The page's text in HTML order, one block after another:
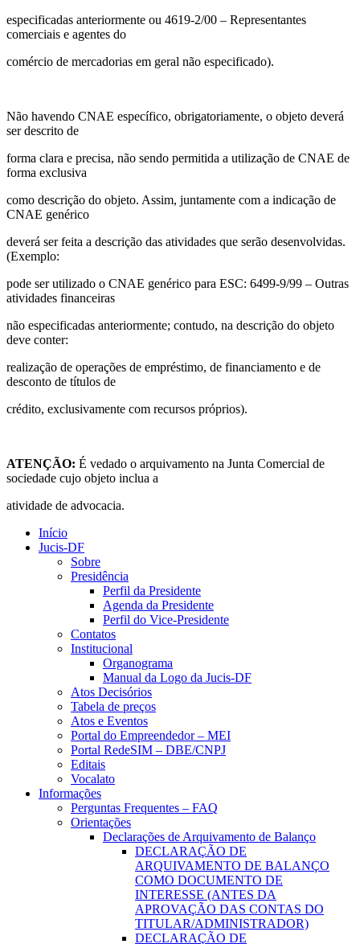
especificadas anteriormente ou 4619-2/00 – Representantes
comerciais e agentes do
comércio de mercadorias em geral não especificado).
Não havendo CNAE específico, obrigatoriamente, o objeto deverá
ser descrito de
forma clara e precisa, não sendo permitida a utilização de CNAE de
forma exclusiva
como descrição do objeto. Assim, juntamente com a indicação de
CNAE genérico
deverá ser feita a descrição das atividades que serão desenvolvidas.
(Exemplo:
pode ser utilizado o CNAE genérico para ESC: 6499-9/99 – Outras
atividades financeiras
não especificadas anteriormente; contudo, na descrição do objeto
deve conter:
realização de operações de empréstimo, de financiamento e de
desconto de títulos de
crédito, exclusivamente com recursos próprios).
ATENÇÃO: É vedado o arquivamento na Junta Comercial de
sociedade cujo objeto inclua a
atividade de advocacia.
Início
Jucis-DF
Sobre
Presidência
Perfil da Presidente
Agenda da Presidente
Perfil do Vice-Presidente
Contatos
Institucional
Organograma
Manual da Logo da Jucis-DF
Atos Decisórios
Tabela de preços
Atos e Eventos
Portal do Empreendedor – MEI
Portal RedeSIM – DBE/CNPJ
Editais
Vocalato
Informações
Perguntas Frequentes – FAQ
Orientações
Declarações de Arquivamento de Balanço
DECLARAÇÃO DE
ARQUIVAMENTO DE BALANÇO
COMO DOCUMENTO DE
INTERESSE (ANTES DA
APROVAÇÃO DAS CONTAS DO
TITULAR/ADMINISTRADOR)
DECLARAÇÃO DE